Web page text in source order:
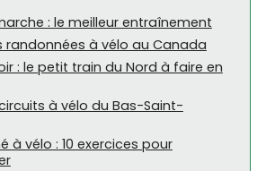
: le meilleur entraînement
randonnées à vélo au Canada
: le petit train du Nord à faire en
à vélo du Bas-Saint-
à vélo : 10 exercices pour